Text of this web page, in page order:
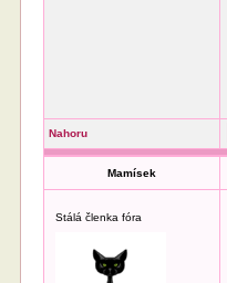
Nahoru
Mamísek
Stálá členka fóra